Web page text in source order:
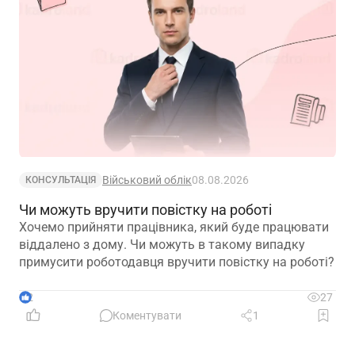
КОНСУЛЬТАЦІЯ Військовий облік08.08.2026
Чи можуть вручити повістку на роботі
Хочемо прийняти працівника, який буде працювати
віддалено з дому. Чи можуть в такому випадку
примусити роботодавця вручити повістку на роботі?
2
27
Коментувати
1